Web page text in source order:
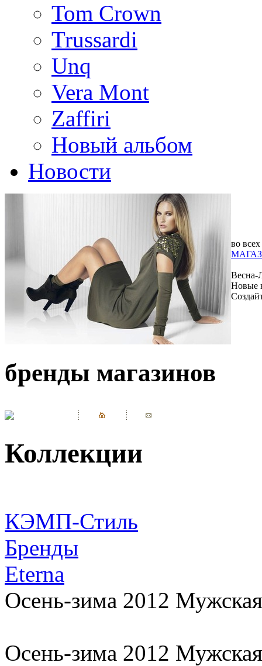
Tom Crown
Trussardi
Unq
Vera Mont
Zaffiri
Новый альбом
Новости
во всех
Весна-
Новые
бренды магазинов
Коллекции
КЭМП-Стиль
Бренды
Eterna
Осень-зима 2012
Осень-зима 2012